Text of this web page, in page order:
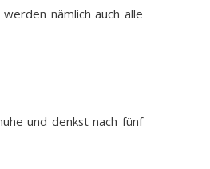
nämlich auch alle
und denkst nach fünf